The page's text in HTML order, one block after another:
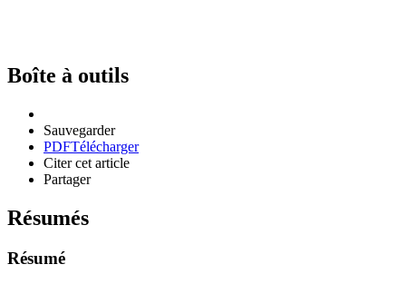
Boîte à outils
Sauvegarder
PDFTélécharger
Citer cet article
Partager
Résumés
Résumé